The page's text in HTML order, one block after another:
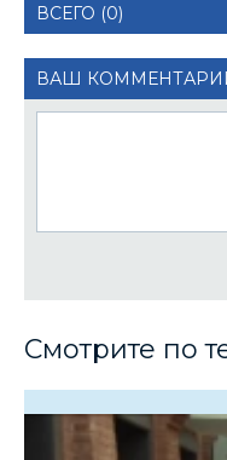
ВСЕГО (0)
ВАШ
Смотрите по